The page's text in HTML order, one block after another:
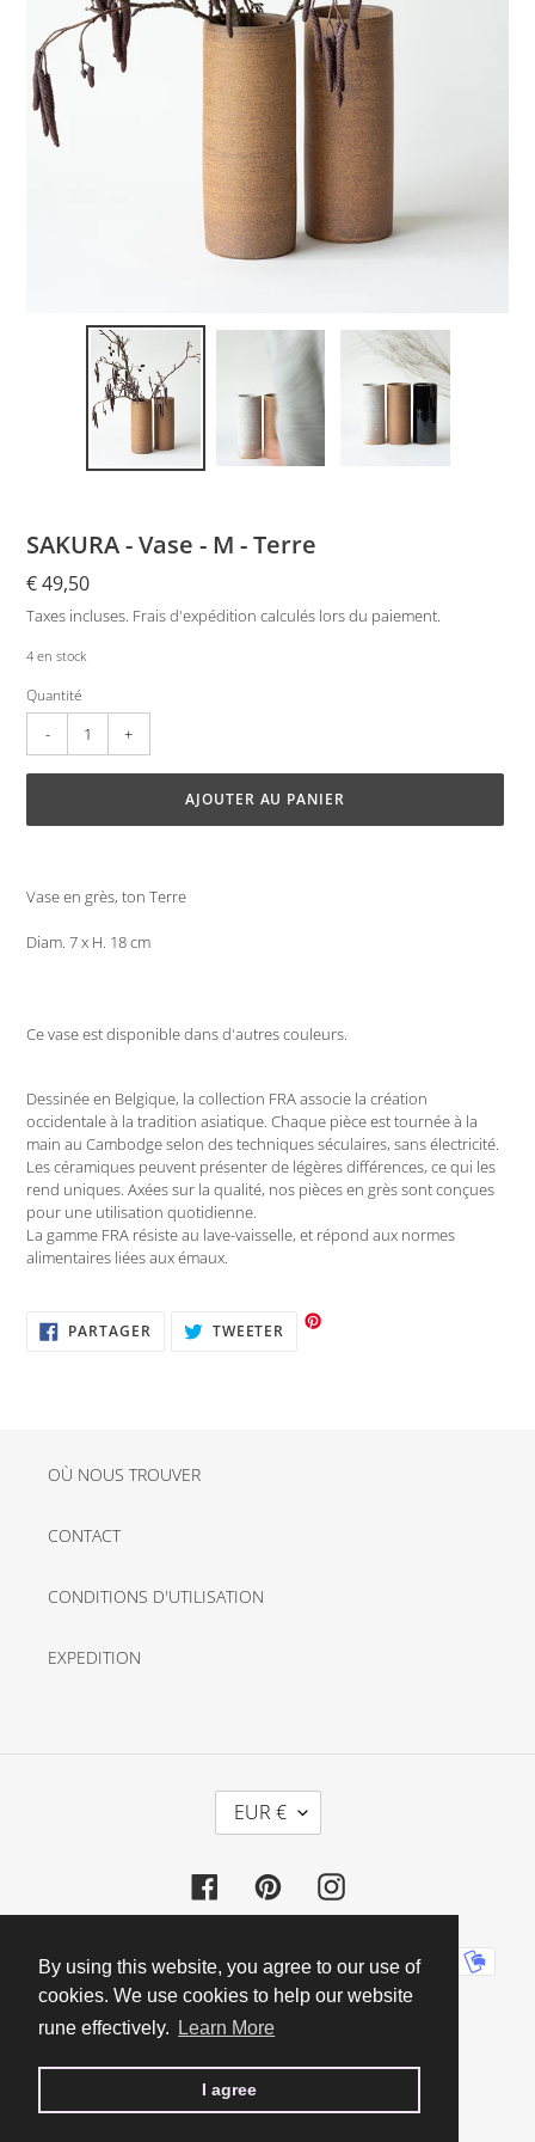
By using this website, you agree to our use of
cookies. We use cookies to help our website
rune effectively.
Learn More
I agree
SAKURA - Vase - M - Terre
Prix
normal
€ 49,50
Taxes incluses. Frais d'expédition calculés lors du paiement.
4 en stock
Quantité
AJOUTER AU PANIER
produit
votre
Vase en grès, ton Terre
Diam. 7 x H. 18 cm
Ce vase est disponible dans d'autres couleurs.
Dessinée en Belgique, la collection FRA associe la création
occidentale à la tradition asiatique. Chaque pièce est tournée à la
main au Cambodge selon des techniques séculaires, sans électricité.
Les céramiques peuvent présenter de légères différences, ce qui les
rend uniques. Axées sur la qualité, nos pièces en grès sont conçues
pour une utilisation quotidienne.
La gamme FRA résiste au lave-vaisselle, et répond aux normes
alimentaires liées aux émaux.
PARTAGER PARTAGER
SUR
TWEETER TWEETER
OÙ NOUS TROUVER
CONTACT
CONDITIONS D'UTILISATION
EXPEDITION
E
I
S
EUR €
FacebookPinterestInstagram
de
paiement
Atelier FRA